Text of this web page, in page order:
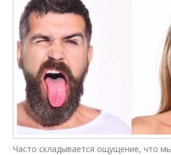
Часто складывается ощущение, что